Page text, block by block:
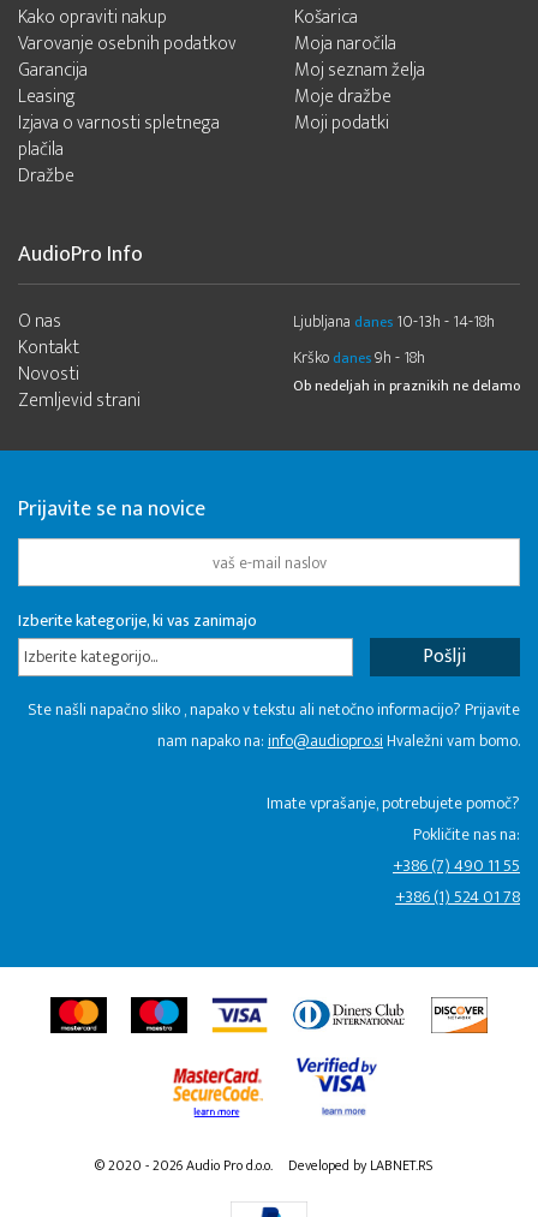
Kako opraviti nakup
Varovanje osebnih podatkov
Garancija
Leasing
Izjava o varnosti spletnega
plačila
Dražbe
Košarica
Moja naročila
Moj seznam želja
Moje dražbe
Moji podatki
AudioPro Info
O nas
Kontakt
Novosti
Zemljevid strani
Ljubljana danes 10-13h - 14-18h
Krško danes9h - 18h
Ob nedeljah in praznikih ne delamo
Prijavite se na novice
Izberite kategorije, ki vas zanimajo
Izberite kategorijo...
Ste našli napačno sliko , napako v tekstu ali netočno informacijo? Prijavite
nam napako na:info@audiopro.siHvaležni vam bomo.
Imate vprašanje, potrebujete pomoč?
Pokličite nas na:
+386 (7) 490 11 55
+386 (1) 524 01 78
© 2020 - 2026 Audio Pro d.o.o. Developed by LABNET.RS